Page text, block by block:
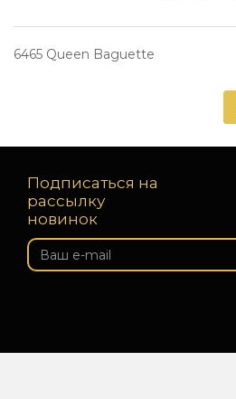
6465 Queen Baguette
Подписаться на
рассылку
новинок